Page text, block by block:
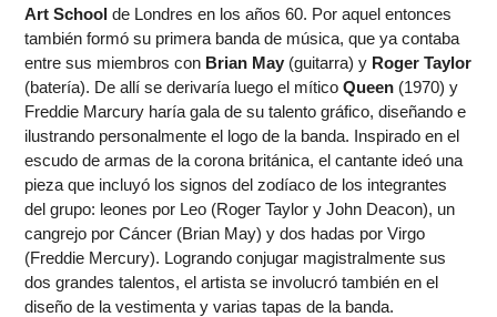
Art School de Londres en los años 60. Por aquel entonces
también formó su primera banda de música, que ya contaba
entre sus miembros con Brian May (guitarra) y Roger Taylor
(batería). De allí se derivaría luego el míticoQueen (1970) y
Freddie Marcury haría gala de su talento gráfico, diseñando e
ilustrando personalmente el logo de la banda. Inspirado en el
escudo de armas de la corona británica, el cantante ideó una
pieza que incluyó los signos del zodíaco de los integrantes
del grupo: leones por Leo (Roger Taylor y John Deacon), un
cangrejo por Cáncer (Brian May) y dos hadas por Virgo
(Freddie Mercury). Logrando conjugar magistralmente sus
dos grandes talentos, el artista se involucró también en el
diseño de la vestimenta y varias tapas de la banda.